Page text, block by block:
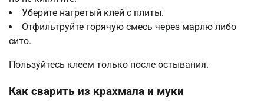
Уберите нагретый клей с плиты.
Отфильтруйте горячую смесь через марлю либо
сито.
Пользуйтесь клеем только после остывания.
Как сварить из крахмала и муки